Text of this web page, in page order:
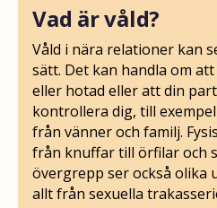
Vad är våld?
Våld i nära relationer kan
sätt. Det kan handla om
eller hotad eller att din
kontrollera dig, till
från vänner och familj.
från knuffar till örfilar och
övergrepp ser också olika
allt från sexuella